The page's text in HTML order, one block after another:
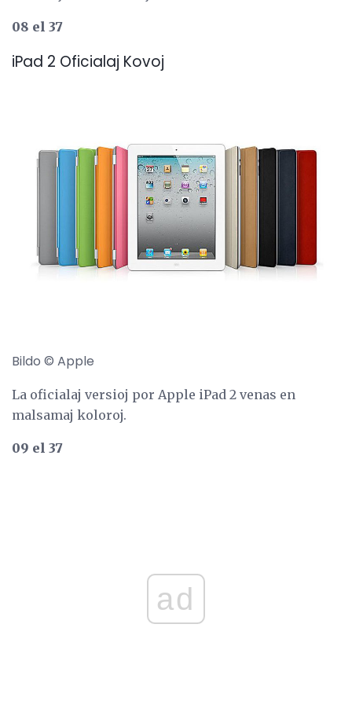
08 el 37
iPad 2 Oficialaj Kovoj
Bildo © Apple
La oficialaj versioj por Apple iPad 2 venas en
malsamaj koloroj.
09 el 37
ad